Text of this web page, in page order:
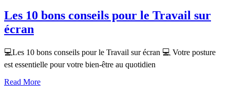
Les 10 bons conseils pour le Travail sur
écran
💻Les 10 bons conseils pour le Travail sur écran 💻 Votre posture
est essentielle pour votre bien-être au quotidien
Read More